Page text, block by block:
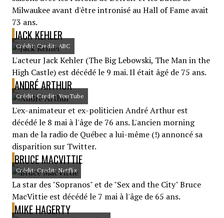
Milwaukee avant d'être intronisé au Hall of Fame avait
73 ans.
JACK KEHLER
Crédit: Credit: ABC
L'acteur Jack Kehler (The Big Lebowski, The Man in the
High Castle) est décédé le 9 mai. Il était âgé de 75 ans.
ANDRÉ ARTHUR
Crédit: Credit: YouTube
L'ex-animateur et ex-politicien André Arthur est
décédé le 8 mai à l'âge de 76 ans. L'ancien morning
man de la radio de Québec a lui-même (!) annoncé sa
disparition sur Twitter.
BRUCE MACVITTIE
Crédit: Credit: Netflix
La star des "Sopranos" et de "Sex and the City" Bruce
MacVittie est décédé le 7 mai à l'âge de 65 ans.
MIKE HAGERTY